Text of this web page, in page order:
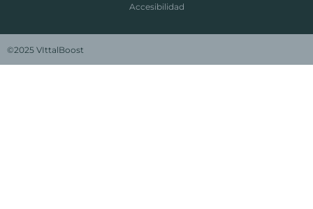
Accesibilidad
©2025 VIttalBoost